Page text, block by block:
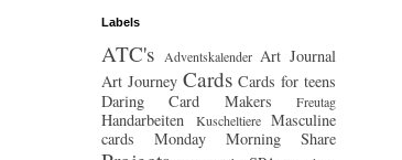
Labels
ATC's Adventskalender Art Journal
Art Journey Cards Cards for teens
Daring Card Makers
Freutag
Handarbeiten Kuscheltiere Masculine
cards
Monday Morning Share